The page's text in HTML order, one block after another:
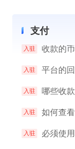
支付
入驻 收款的
入驻 平台的
入驻 哪些收
入驻 如何查
入驻